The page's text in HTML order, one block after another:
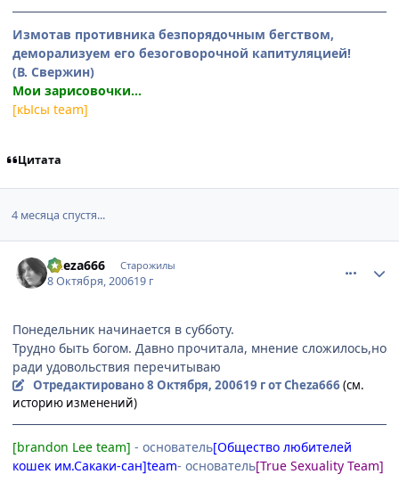
Измотав противника безпорядочным бегством,
деморализуем его безоговорочной капитуляцией!
(В. Свержин)
Мои зарисовочки...
[кЫсы team]
Цитата
4 месяца спустя...
Cheza666 Старожилы
8 Октября, 200619 г
Понедельник начинается в субботу.
Трудно быть богом. Давно прочитала, мнение сложилось,но
ради удовольствия перечитываю
Отредактировано8 Октября, 200619 гот Cheza666 (см.
историю изменений)
[brandon Lee team] - основатель[Общество любителей
кошек им.Сакаки-сан]team- основатель[True Sexuality Team]